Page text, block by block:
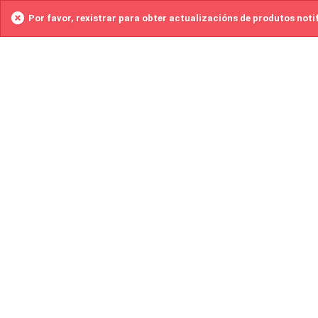
Por favor, rexistrar para obter actualizacións de produtos